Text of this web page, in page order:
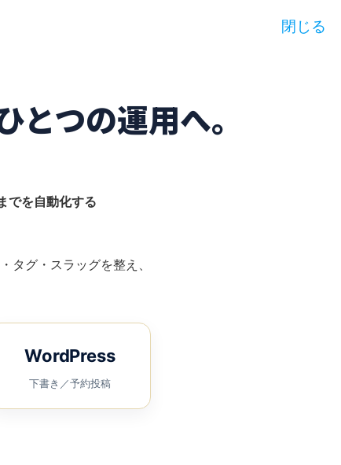
つの運用へ。
でを自動化する
タグ・スラッグを整え、
WordPress
下書き／予約投稿
閉じる